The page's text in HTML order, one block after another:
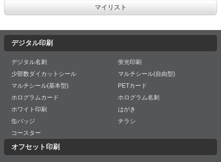
デジタル印刷
デジタル名刺
蛍光印刷
少部数ダイカットシール
マルチシール(自由型)
マルチシール(基本型)
PETカード
ホログラムカード
ホログラム名刺
ホワイト印刷
はがき
缶バッジ
チラシ
コースター
オフセット印刷